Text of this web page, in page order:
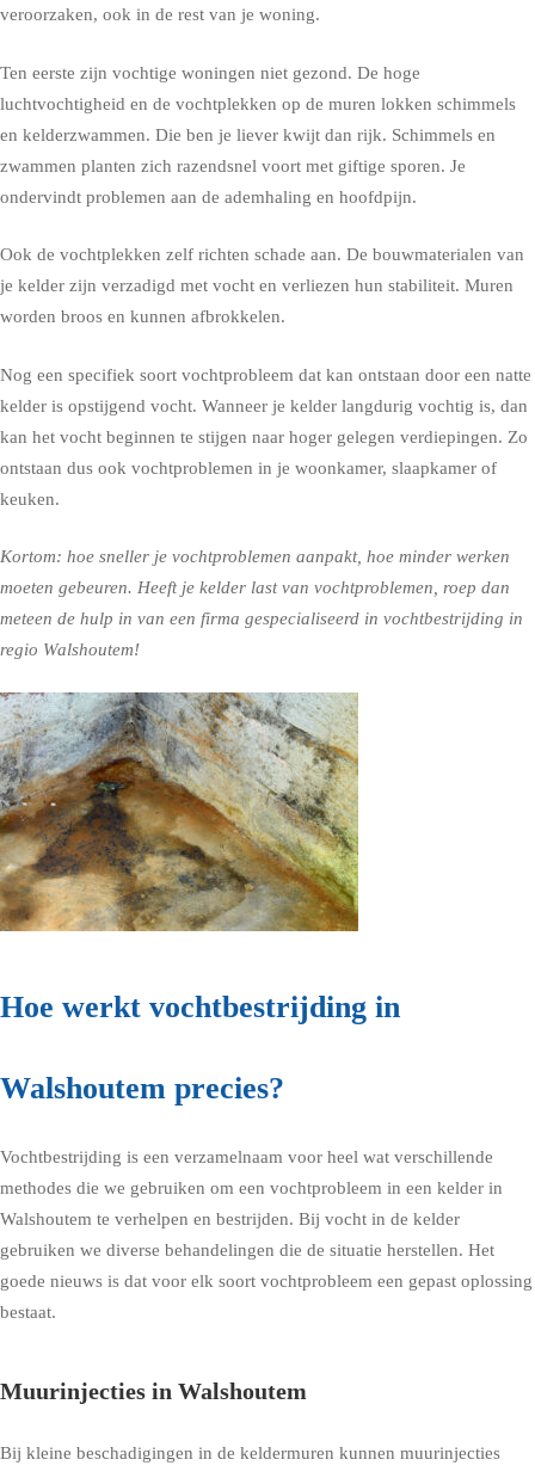
veroorzaken, ook in de rest van je woning.
Ten eerste zijn vochtige woningen niet gezond. De hoge
luchtvochtigheid en de vochtplekken op de muren lokken schimmels
en kelderzwammen. Die ben je liever kwijt dan rijk. Schimmels en
zwammen planten zich razendsnel voort met giftige sporen. Je
ondervindt problemen aan de ademhaling en hoofdpijn.
Ook de vochtplekken zelf richten schade aan. De bouwmaterialen van
je kelder zijn verzadigd met vocht en verliezen hun stabiliteit. Muren
worden broos en kunnen afbrokkelen.
Nog een specifiek soort vochtprobleem dat kan ontstaan door een natte
kelder is opstijgend vocht. Wanneer je kelder langdurig vochtig is, dan
kan het vocht beginnen te stijgen naar hoger gelegen verdiepingen. Zo
ontstaan dus ook vochtproblemen in je woonkamer, slaapkamer of
keuken.
Kortom: hoe sneller je vochtproblemen aanpakt, hoe minder werken
moeten gebeuren. Heeft je kelder last van vochtproblemen, roep dan
meteen de hulp in van een firma gespecialiseerd in vochtbestrijding in
regio Walshoutem!
Hoe werkt vochtbestrijding in
Walshoutem precies?
Vochtbestrijding is een verzamelnaam voor heel wat verschillende
methodes die we gebruiken om een vochtprobleem in een kelder in
Walshoutem te verhelpen en bestrijden. Bij vocht in de kelder
gebruiken we diverse behandelingen die de situatie herstellen. Het
goede nieuws is dat voor elk soort vochtprobleem een gepast oplossing
bestaat.
Muurinjecties in Walshoutem
Bij kleine beschadigingen in de keldermuren kunnen muurinjecties